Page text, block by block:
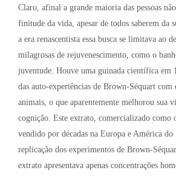
Claro, afinal a grande maioria das pessoas
finitude da vida, apesar de todos saberem da
a era renascentista essa busca se limitava ao
milagrosas de rejuvenescimento, como o
juventude. Houve uma guinada científica em
das auto-experiências de Brown-Séquart com
animais, o que aparentemente melhorou sua
cognição. Este extrato, comercializado
vendido por décadas na Europa e América
replicação dos experimentos de Brown-
extrato apresentava apenas concentrações